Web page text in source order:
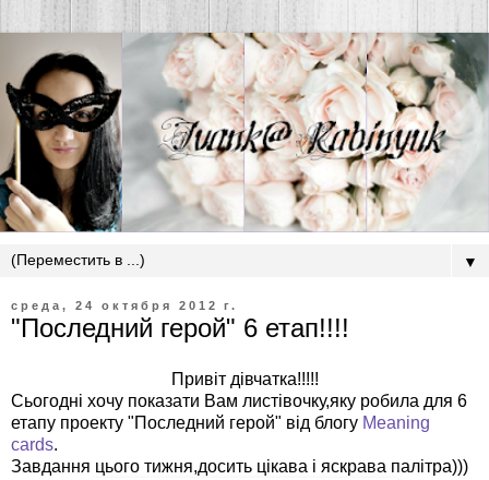
▼
среда, 24 октября 2012 г.
"Последний герой" 6 етап!!!!
Привіт дівчатка!!!!!
Сьогодні хочу показати Вам листівочку,яку робила для 6
етапу проекту "Последний герой" від блогу Meaning
cards.
Завдання цього тижня,досить цікава і яскрава палітра)))